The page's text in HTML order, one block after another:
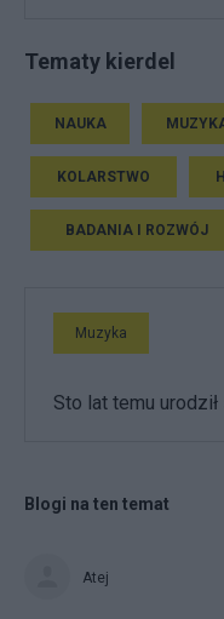
Tematy kierdel
NAUKA
KOLARSTWO
BADANIA I ROZWÓJ
Muzyka
Sto lat temu urodził
Blogi na ten temat
Atej